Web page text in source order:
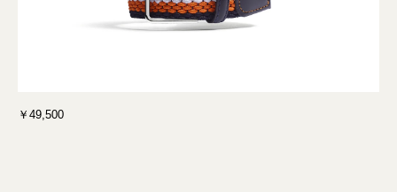
￥49,500